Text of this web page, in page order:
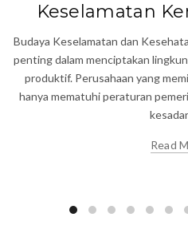
Keselamatan
Budaya Keselamatan dan
penting dalam menciptakan
produktif. Perusahaan yang
hanya mematuhi peraturan
Read